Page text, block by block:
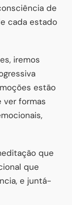
de
cada estado
iremos
estão
ver formas
que
que
e juntá-